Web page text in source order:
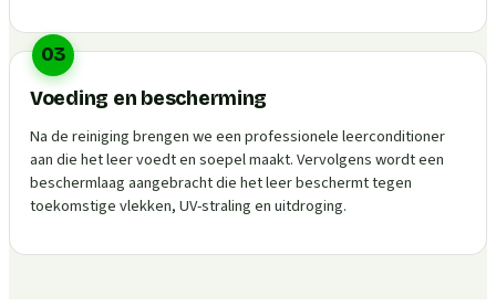
03
Voeding en bescherming
Na de reiniging brengen we een professionele leerconditioner
aan die het leer voedt en soepel maakt. Vervolgens wordt een
beschermlaag aangebracht die het leer beschermt tegen
toekomstige vlekken, UV-straling en uitdroging.